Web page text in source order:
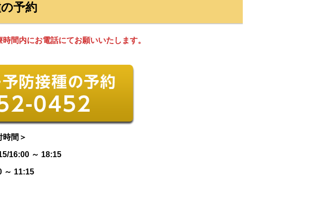
予約
時間内にお電話にてお願いいたします。
時間＞
16:00 ～ 18:15
～ 11:15